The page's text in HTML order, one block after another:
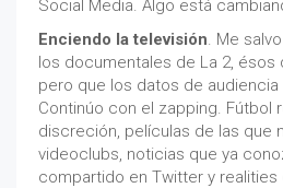
Social Media. Algo está
Enciendo la televisión. Me
los documentales de La 2, ésos
pero que los datos de
Continúo con el zapping. Fútbol
discreción, películas de las que
videoclubs, noticias que ya
compartido en Twitter y